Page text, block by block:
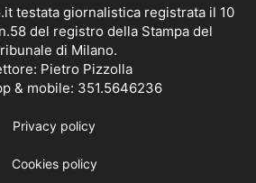
testata giornalistica registrata il 10
del registro della Stampa del
di Milano.
Pietro Pizzolla
& mobile: 351.5646236
Privacy policy
Cookies policy